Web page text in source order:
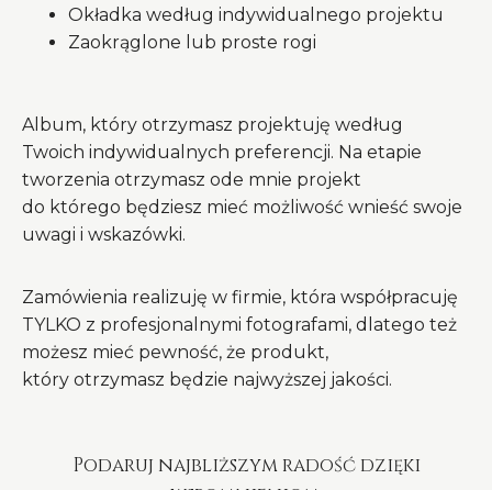
Okładka według indywidualnego projektu
Zaokrąglone lub proste rogi
Album, który otrzymasz projektuję według
Twoich indywidualnych preferencji. Na etapie
tworzenia otrzymasz ode mnie projekt
do którego będziesz mieć możliwość wnieść swoje
uwagi i wskazówki.
Zamówienia realizuję w firmie, która współpracuję
TYLKO z profesjonalnymi fotografami, dlatego też
możesz mieć pewność, że produkt,
który otrzymasz będzie najwyższej jakości.
Podaruj najbliższym radość dzięki